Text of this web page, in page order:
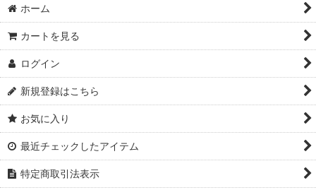
ホーム
カートを見る
ログイン
新規登録はこちら
お気に入り
最近チェックしたアイテム
特定商取引法表示